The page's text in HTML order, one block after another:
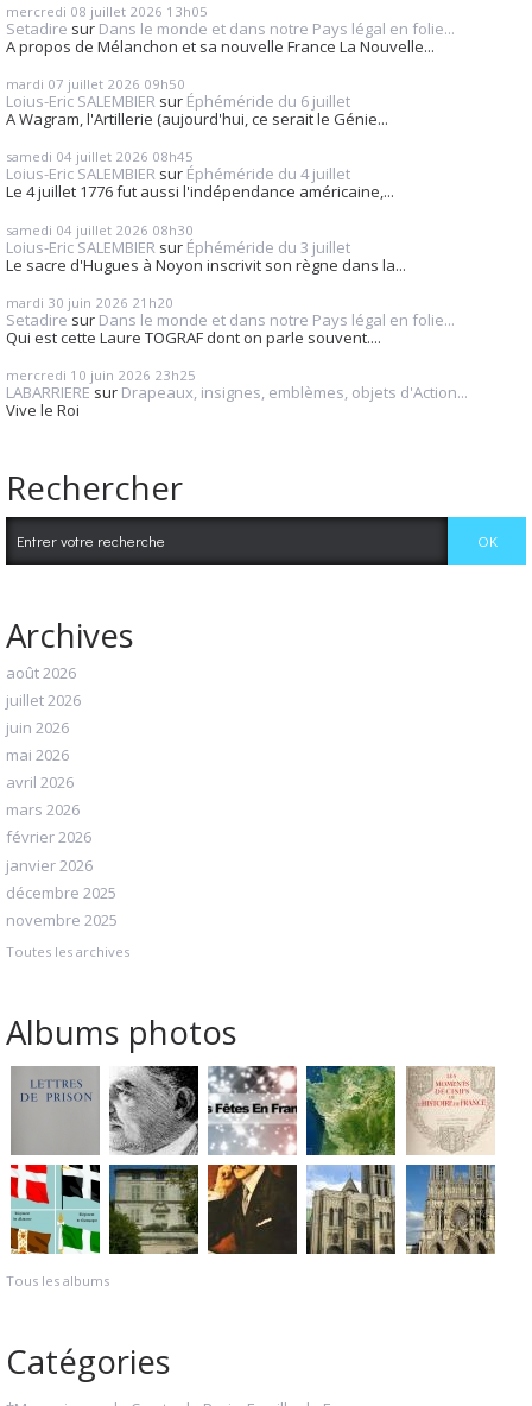
mercredi 08 juillet 2026 13h05
Setadire sur Dans le monde et dans notre Pays légal en folie...
A propos de Mélanchon et sa nouvelle France La Nouvelle...
mardi 07 juillet 2026 09h50
Loius-Eric SALEMBIER sur Éphéméride du 6 juillet
A Wagram, l'Artillerie (aujourd'hui, ce serait le Génie...
samedi 04 juillet 2026 08h45
Loius-Eric SALEMBIER sur Éphéméride du 4 juillet
Le 4 juillet 1776 fut aussi l'indépendance américaine,...
samedi 04 juillet 2026 08h30
Loius-Eric SALEMBIER sur Éphéméride du 3 juillet
Le sacre d'Hugues à Noyon inscrivit son règne dans la...
mardi 30 juin 2026 21h20
Setadire sur Dans le monde et dans notre Pays légal en folie...
Qui est cette Laure TOGRAF dont on parle souvent....
mercredi 10 juin 2026 23h25
LABARRIERE sur Drapeaux, insignes, emblèmes, objets d'Action...
Vive le Roi
Rechercher
Archives
août 2026
juillet 2026
juin 2026
mai 2026
avril 2026
mars 2026
février 2026
janvier 2026
décembre 2025
novembre 2025
Toutes les archives
Albums photos
Tous les albums
Catégories